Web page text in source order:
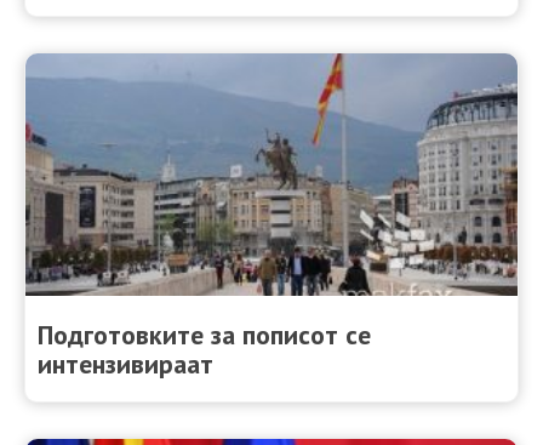
Подготовките за пописот се
интензивираат